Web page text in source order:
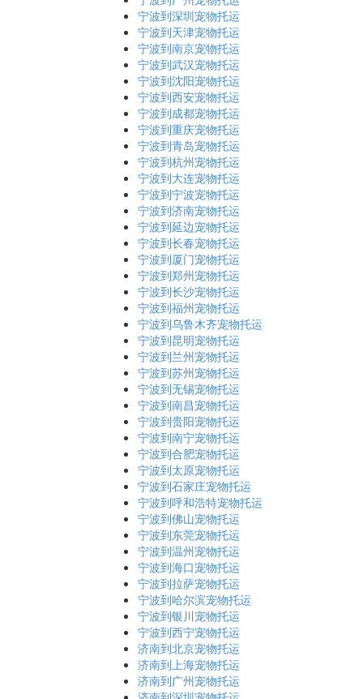
宁波到深圳宠物托运
宁波到天津宠物托运
宁波到南京宠物托运
宁波到武汉宠物托运
宁波到沈阳宠物托运
宁波到西安宠物托运
宁波到成都宠物托运
宁波到重庆宠物托运
宁波到青岛宠物托运
宁波到杭州宠物托运
宁波到大连宠物托运
宁波到宁波宠物托运
宁波到济南宠物托运
宁波到延边宠物托运
宁波到长春宠物托运
宁波到厦门宠物托运
宁波到郑州宠物托运
宁波到长沙宠物托运
宁波到福州宠物托运
宁波到乌鲁木齐宠物托运
宁波到昆明宠物托运
宁波到兰州宠物托运
宁波到苏州宠物托运
宁波到无锡宠物托运
宁波到南昌宠物托运
宁波到贵阳宠物托运
宁波到南宁宠物托运
宁波到合肥宠物托运
宁波到太原宠物托运
宁波到石家庄宠物托运
宁波到呼和浩特宠物托运
宁波到佛山宠物托运
宁波到东莞宠物托运
宁波到温州宠物托运
宁波到海口宠物托运
宁波到拉萨宠物托运
宁波到哈尔滨宠物托运
宁波到银川宠物托运
宁波到西宁宠物托运
济南到北京宠物托运
济南到上海宠物托运
济南到广州宠物托运